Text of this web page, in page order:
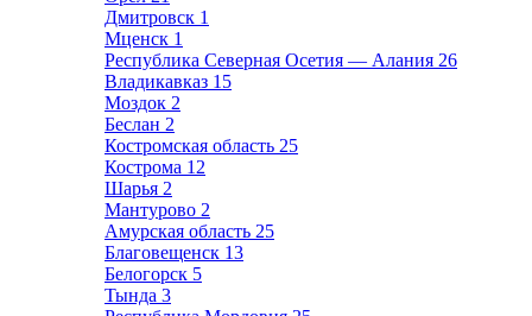
Дмитровск 1
Мценск 1
Республика Северная Осетия — Алания 26
Владикавказ 15
Моздок 2
Беслан 2
Костромская область 25
Кострома 12
Шарья 2
Мантурово 2
Амурская область 25
Благовещенск 13
Белогорск 5
Тында 3